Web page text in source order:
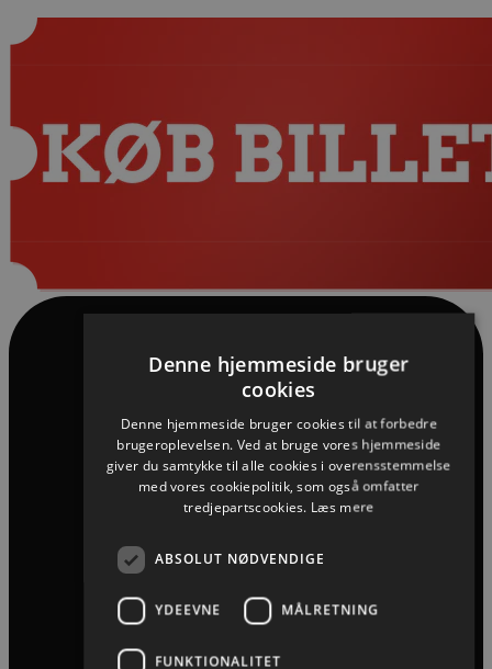
Denne hjemmeside bruger
cookies
Denne hjemmeside bruger cookies til at forbedre
brugeroplevelsen. Ved at bruge vores hjemmeside
giver du samtykke til alle cookies i overensstemmelse
med vores cookiepolitik, som også omfatter
tredjepartscookies. Læs mere
ABSOLUT NØDVENDIGE
YDEEVNE MÅLRETNING
FUNKTIONALITET